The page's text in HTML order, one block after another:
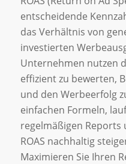
entscheidende
das Verhältnis von
investierten
Unternehmen nutzen
effizient zu bewerten,
und den Werbeerfolg
einfachen Formeln,
regelmäßigen Reports
ROAS nachhaltig
Maximieren Sie Ihren